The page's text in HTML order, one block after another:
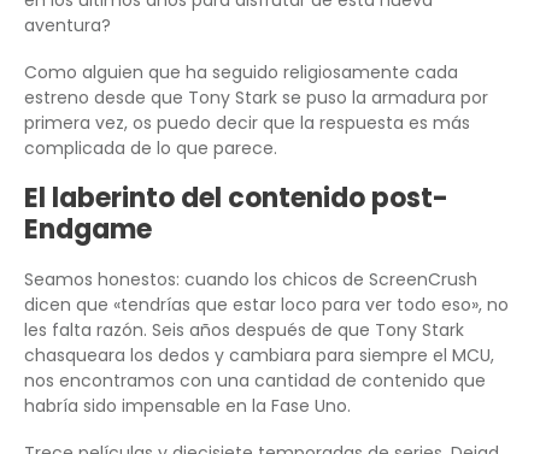
aventura?
Como alguien que ha seguido religiosamente cada
estreno desde que Tony Stark se puso la armadura por
primera vez, os puedo decir que la respuesta es más
complicada de lo que parece.
El laberinto del contenido post-
Endgame
Seamos honestos: cuando los chicos de ScreenCrush
dicen que «tendrías que estar loco para ver todo eso», no
les falta razón. Seis años después de que Tony Stark
chasqueara los dedos y cambiara para siempre el MCU,
nos encontramos con una cantidad de contenido que
habría sido impensable en la Fase Uno.